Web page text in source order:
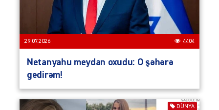
29.07.2026 4404
Netanyahu meydan oxudu: O şəhərə
gedirəm!
DÜNYA